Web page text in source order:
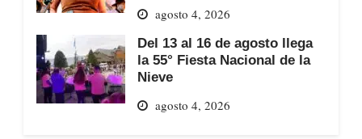
agosto 4, 2026
Del 13 al 16 de agosto llega
la 55° Fiesta Nacional de la
Nieve
agosto 4, 2026